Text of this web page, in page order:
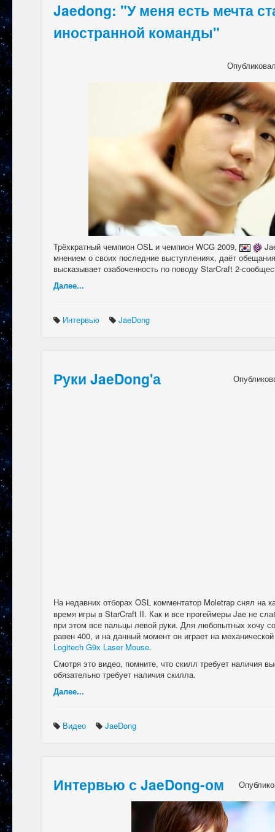
Jaedong: "У меня есть мечта
иностранной команды"
Трёхкратный чемпион OSL и чемпион WCG 2009,
мнением о своих последние выступлениях, даёт
высказывает озабоченность по поводу StarCraft 2-
Далее...
Интервью JaeDong
Руки JaeDong'а
На недавних отборах OSL комментатор Moletrap снял на
время игры в StarCraft II. Как и все прогеймеры Jae не
при этом все пальцы левой руки. Для любопытных хочу
равен 400, и на данный момент он играет на
Logitech G9x Laser Mouse.
Смотря это видео, помните, что скилл требует наличия
обязательно требует наличия скилла.
Далее...
Видео JaeDong
Интервью с JaeDong-ом